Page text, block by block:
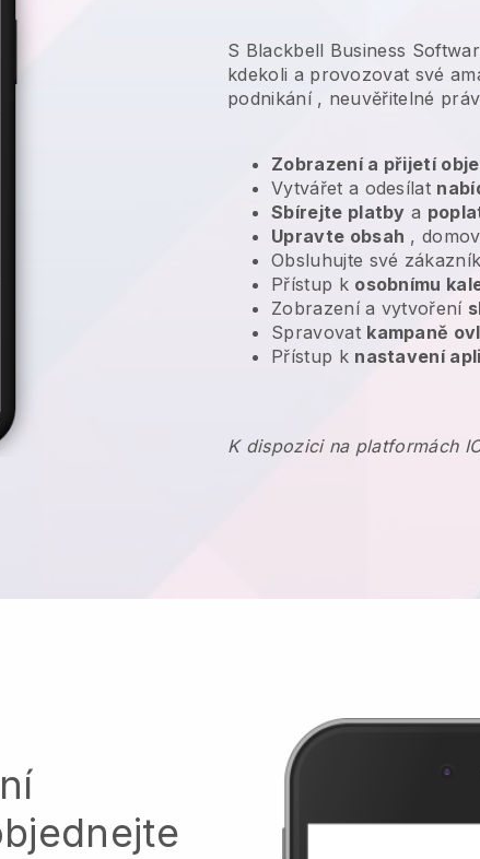
S Blackbell Business
kdekoli a provozovat své
podnikání, neuvěřitelné
Zobrazení a přijetí
Vytvářet a odesílat
Sbírejte platby a
Upravte obsah ,
Obsluhujte své
Přístup k osobnímu
Zobrazení a vytvoření
Spravovat kampaně
Přístup k nastavení
K dispozici na platformách